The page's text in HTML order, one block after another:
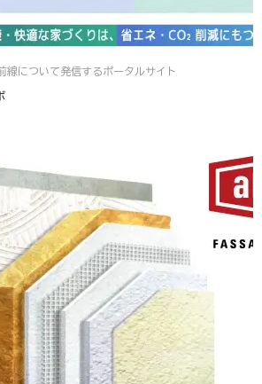
線について発信するポータルサイト